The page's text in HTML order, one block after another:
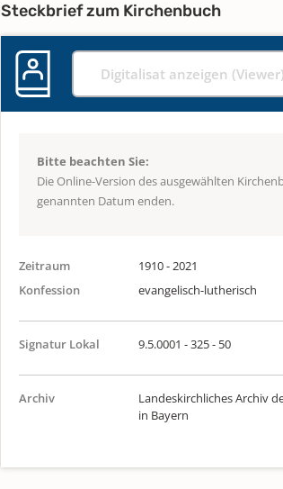
Steckbrief zum Kirchenbuch
Digitalisat anzeigen (Viewer)
Bitte beachten Sie:
Die Online-Version des ausgewählten
genannten Datum enden.
Zeitraum
1910 - 2021
Konfession
evangelisch-lutherisch
Signatur Lokal 9.5.0001 - 325 - 50
Archiv
Landeskirchliches Archiv
in Bayern